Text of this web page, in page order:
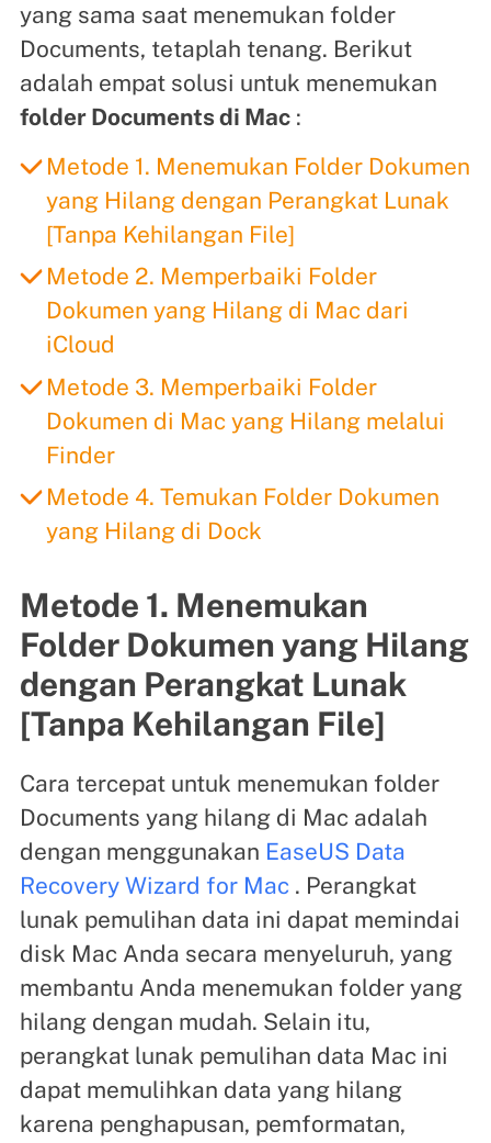
yang sama saat menemukan folder
Documents, tetaplah tenang. Berikut
adalah empat solusi untuk menemukan
folder Documents di Mac:
Metode 1. Menemukan Folder Dokumen
yang Hilang dengan Perangkat Lunak
[Tanpa Kehilangan File]
Metode 2. Memperbaiki Folder
Dokumen yang Hilang di Mac dari
iCloud
Metode 3. Memperbaiki Folder
Dokumen di Mac yang Hilang melalui
Finder
Metode 4. Temukan Folder Dokumen
yang Hilang di Dock
Metode 1. Menemukan
Folder Dokumen yang Hilang
dengan Perangkat Lunak
[Tanpa Kehilangan File]
Cara tercepat untuk menemukan folder
Documents yang hilang di Mac adalah
dengan menggunakan EaseUS Data
Recovery Wizard for Mac. Perangkat
lunak pemulihan data ini dapat memindai
disk Mac Anda secara menyeluruh, yang
membantu Anda menemukan folder yang
hilang dengan mudah. Selain itu,
perangkat lunak pemulihan data Mac ini
dapat memulihkan data yang hilang
karena penghapusan, pemformatan,